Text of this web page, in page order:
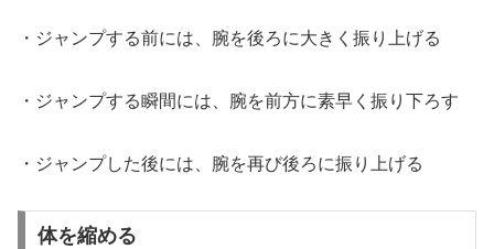
・ジャンプする前には、腕を後ろに大きく振り上げる
・ジャンプする瞬間には、腕を前方に素早く振り下ろす
・ジャンプした後には、腕を再び後ろに振り上げる
体を縮める